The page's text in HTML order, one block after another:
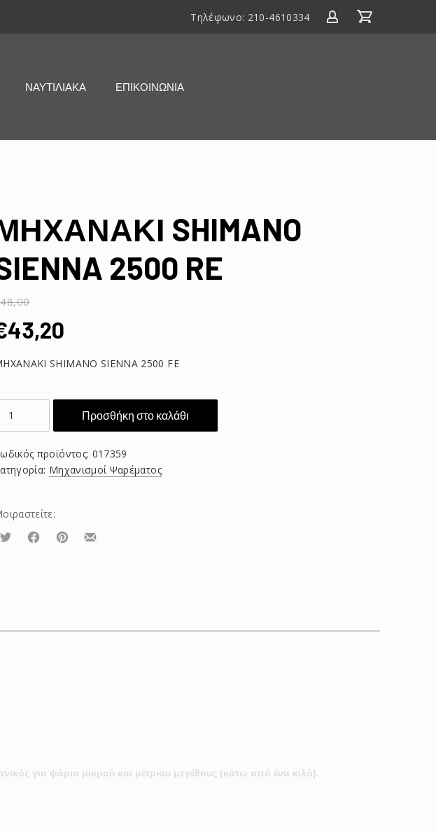
Τηλέφωνο: 210-4610334
ΝΑΥΤΙΛΙΑΚΑ ΕΠΙΚΟΙΝΩΝΙΑ
SHIMANO
2500 RE
48,00
43,20
SHIMANO SIENNA 2500 FE
Προσθήκη στο καλάθι
προϊόντος: 017359
Μηχανισμοί Ψαρέματος
Τουίτα ΜοιραστείτεΜοιραστείτεΜοιραστείτε
για ψάρια μικρού και μέτριου μεγέθους (κάτω από ένα κιλό).